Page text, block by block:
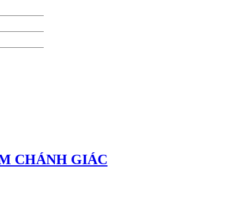
CHÁNH GIÁC